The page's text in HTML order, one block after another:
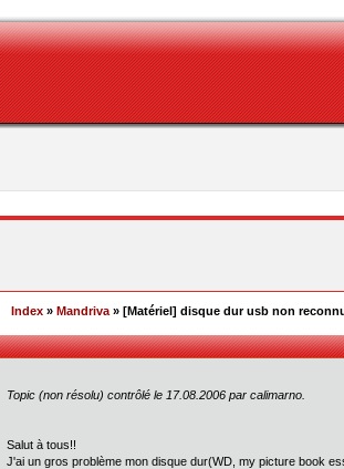
Index » Mandriva » [Matériel] disque dur usb non
Topic (non résolu) contrôlé le 17.08.2006 par calimarno.
Salut à tous!!
J'ai un gros problème mon disque dur(WD, my picture book